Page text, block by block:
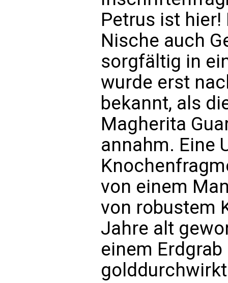
Petrus ist
Nische auch
sorgfältig in
wurde erst
bekannt, als
Magherita
annahm. Eine
von einem
von robustem
Jahre alt
einem